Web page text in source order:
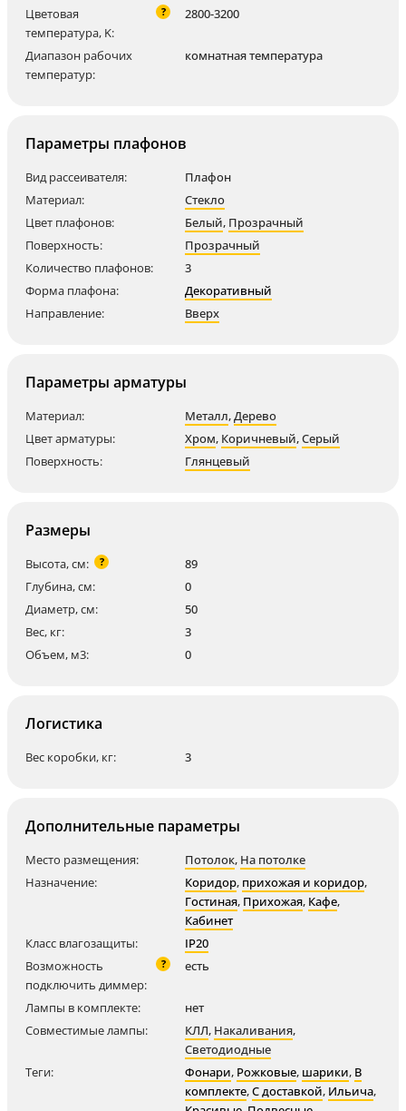
Цветовая
температура, K:
? 2800-3200
Диапазон рабочих
температур:
комнатная температура
Параметры плафонов
Вид рассеивателя:
Плафон
Материал:
Стекло
Цвет плафонов:
Белый, Прозрачный
Поверхность:
Прозрачный
Количество плафонов:
3
Форма плафона:
Декоративный
Направление:
Вверх
Параметры арматуры
Материал: Металл,Дерево
Цвет арматуры:
Хром, Коричневый,Серый
Поверхность:
Глянцевый
Размеры
Высота, см: ?
89
Глубина, см:
0
Диаметр, см:
50
Вес, кг:
3
Объем, м3:
0
Логистика
Вес коробки, кг: 3
Дополнительные параметры
Место размещения: Потолок, На потолке
Назначение:
Коридор, прихожая и коридор,
Гостиная, Прихожая, Кафе,
Кабинет
Класс влагозащиты:
IP20
Возможность
подключить диммер:
? есть
Лампы в комплекте:
нет
Совместимые лампы:
КЛЛ, Накаливания,
Светодиодные
Теги:
Фонари, Рожковые, шарики, В
комплекте,С доставкой, Ильича,